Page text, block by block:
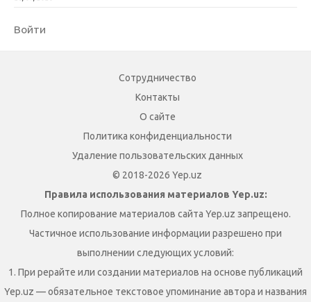
Войти
Сотрудничество
Контакты
О сайте
Политика конфиденциальности
Удаление пользовательских данных
© 2018-2026 Yep.uz
Правила использования материалов Yep.uz:
Полное копирование материалов сайта Yep.uz запрещено.
Частичное использование информации разрешено при
выполнении следующих условий:
1. При рерайте или создании материалов на основе публикаций
Yep.uz — обязательное текстовое упоминание автора и названия